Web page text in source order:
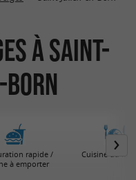
à Saint-
Born
rapide /
à emporter
Cuisine du